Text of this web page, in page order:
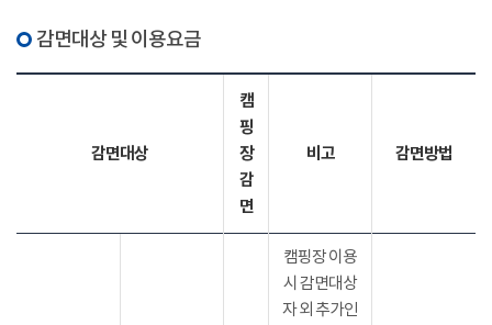
감면대상 및 이용요금
감면대상
캠
핑
장
감
면
비고 감면방법
캠핑장 이용
시 감면대상
자 외 추가인